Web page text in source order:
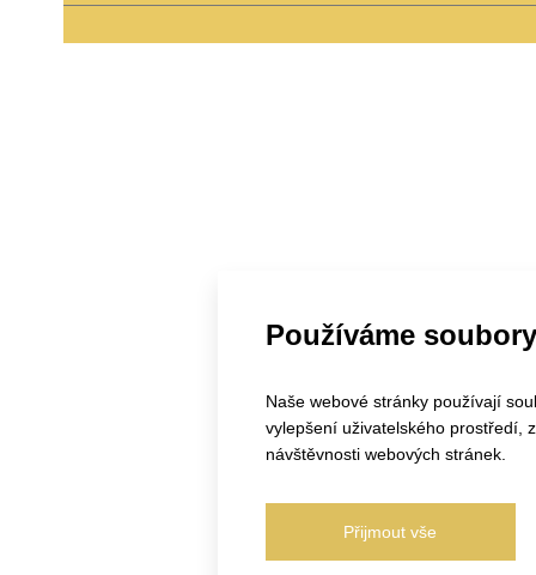
Používáme
Naše webové stránky používají
vylepšení uživatelského prostředí,
návštěvnosti webových stránek.
Přijmout vše